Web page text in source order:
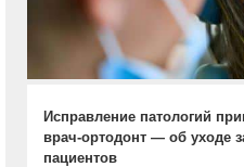
Исправление патологий
врач-ортодонт — об уходе
пациентов